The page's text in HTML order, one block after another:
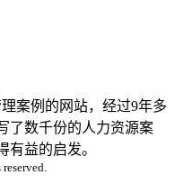
案例的网站，经过9年多
了数千份的人力资源案
有益的启发。